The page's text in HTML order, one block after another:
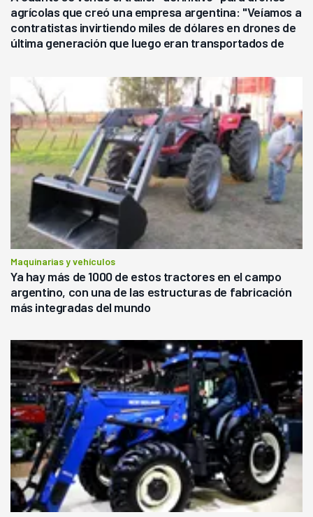
agrícolas que creó una empresa argentina: "Veíamos a
contratistas invirtiendo miles de dólares en drones de
última generación que luego eran transportados de
Maquinarias y vehículos
Ya hay más de 1000 de estos tractores en el campo
argentino, con una de las estructuras de fabricación
más integradas del mundo